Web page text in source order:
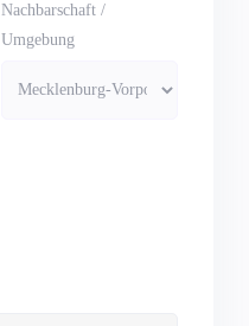
Nachbarschaft /
Umgebung